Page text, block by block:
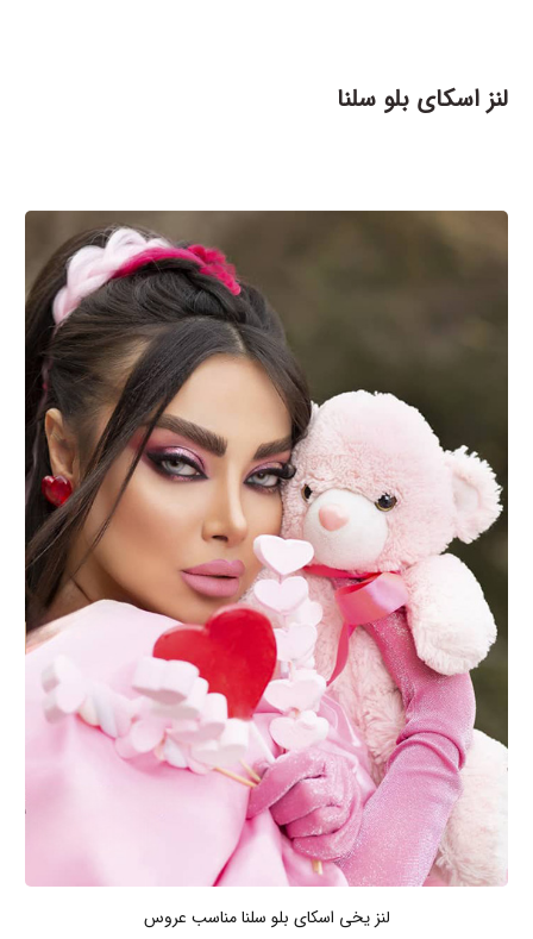
لنز اسکای بلو سلنا
لنز یخی اسکای بلو سلنا مناسب عروس